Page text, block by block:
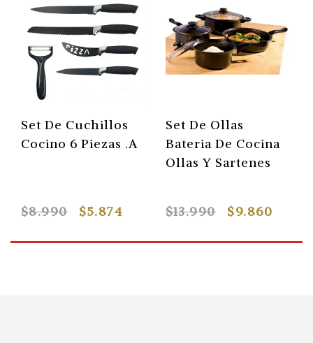
Set De Cuchillos
Cocino 6 Piezas .A
$8.990 $5.874
Set De Ollas
Bateria De Cocina
Ollas Y Sartenes
$13.990 $9.860